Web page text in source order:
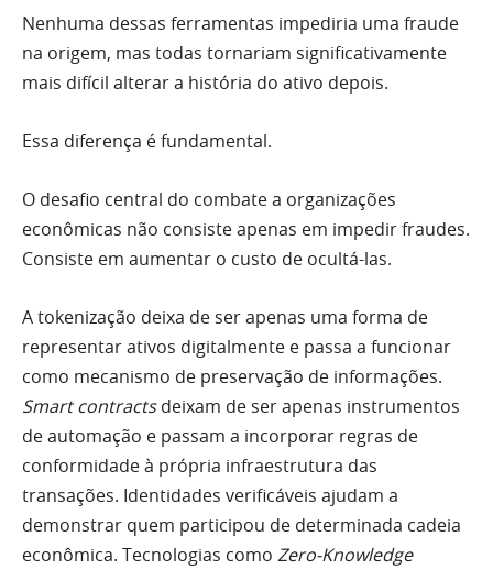
Nenhuma dessas ferramentas impediria uma fraude
na origem, mas todas tornariam significativamente
mais difícil alterar a história do ativo depois.
Essa diferença é fundamental.
O desafio central do combate a organizações
econômicas não consiste apenas em impedir fraudes.
Consiste em aumentar o custo de ocultá-las.
A tokenização deixa de ser apenas uma forma de
representar ativos digitalmente e passa a funcionar
como mecanismo de preservação de informações.
Smart contractsdeixam de ser apenas instrumentos
de automação e passam a incorporar regras de
conformidade à própria infraestrutura das
transações. Identidades verificáveis ajudam a
demonstrar quem participou de determinada cadeia
econômica. Tecnologias como Zero-Knowledge